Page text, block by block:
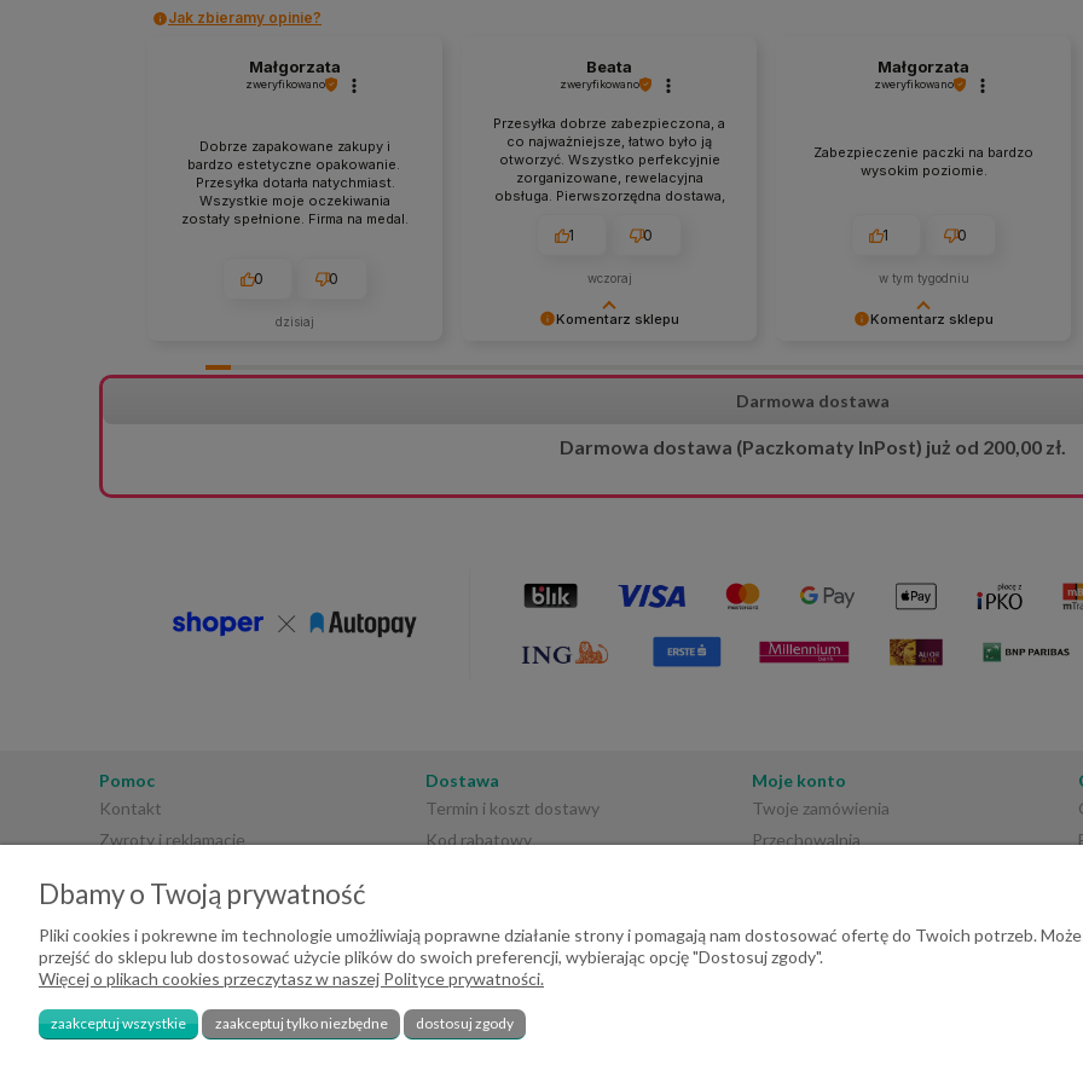
Jak zbieramy opinie?
Małgorzata
zweryfikowano
Dobrze zapakowane zakupy i
bardzo estetyczne opakowanie.
Przesyłka dotarła natychmiast.
Wszystkie moje oczekiwania
zostały spełnione. Firma na medal.
0 0
dzisiaj Komentarz sklepu
szczegółową i pozytywną opinię! 😊
sprawna obsługa oraz terminowa
Beata
zweryfikowano
Przesyłka dobrze zabezpieczona, a
co najważniejsze, łatwo było ją
otworzyć. Wszystko perfekcyjnie
zorganizowane, rewelacyjna
obsługa. Pierwszorzędna dostawa,
zgodna z informacjami na stronie.
1 0
wczoraj
Komentarz sklepu
opinię! 😊 Cieszymy się, że sposób
zabezpieczenia przesyłki został tak
wszelkich starań, aby każde
Małgorzata
zweryfikowano
Zabezpieczenie paczki na bardzo
wysokim poziomie.
1 0
w tym tygodniu
Darmowa dostawa
Darmowa dostawa (Paczkomaty InPost) już od 200,00 zł.
Pomoc
Kontakt
Zwroty i reklamacje
Polityka prywatności
Dostawa
Termin i koszt dostawy
Kod rabatowy
Moje konto
Twoje zamówienia
Przechowalnia
2026 DeHome.pl | Tekstylia domowe DeHome | Przemysłowa 8, 43-430 Pierściec | E-mail: dehome@dehome.pl | Tel.: 733 666 100 | "INARI" SPÓŁKA
Dbamy o Twoją prywatność
Pliki cookies i pokrewne im technologie umożliwiają poprawne działanie strony i pomagają nam dostosować ofertę do Twoich potrzeb.
przejść do sklepu lub dostosować użycie plików do swoich preferencji, wybierając opcję "Dostosuj zgody".
Więcej o plikach cookies przeczytasz w naszej Polityce prywatności.
zaakceptuj wszystkie zaakceptuj tylko niezbędne dostosuj zgody